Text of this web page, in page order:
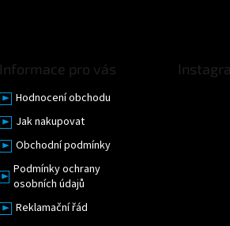
Informace pro vás
Hodnocení obchodu
Jak nakupovat
Obchodní podmínky
Podmínky ochrany
osobních údajů
Reklamační řád